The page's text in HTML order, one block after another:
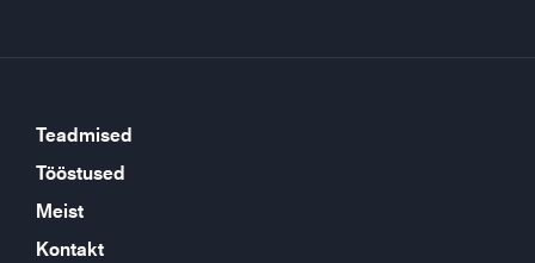
Teadmised
Tööstused
Meist
Kontakt